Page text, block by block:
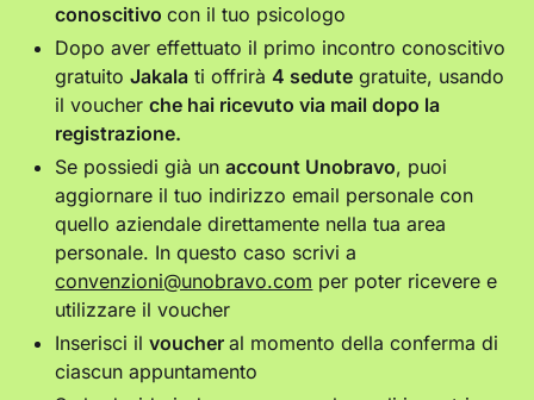
conoscitivocon il tuo psicologo
Dopo aver effettuato il primo incontro conoscitivo
gratuitoJakala ti offrirà4 sedute gratuite, usando
il voucherche hai ricevuto via mail dopo la
registrazione.
Se possiedi già unaccount Unobravo, puoi
aggiornare il tuo indirizzo email personale con
quello aziendale direttamente nella tua area
personale. In questo caso scrivi a
convenzioni@unobravo.com per poter ricevere e
utilizzare il voucher
Inserisci ilvoucheral momento della conferma di
ciascun appuntamento